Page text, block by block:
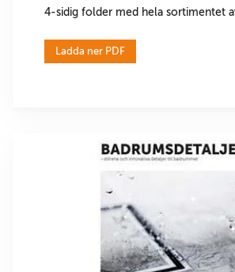
4-sidig folder med hela sortimentet
Ladda ner PDF